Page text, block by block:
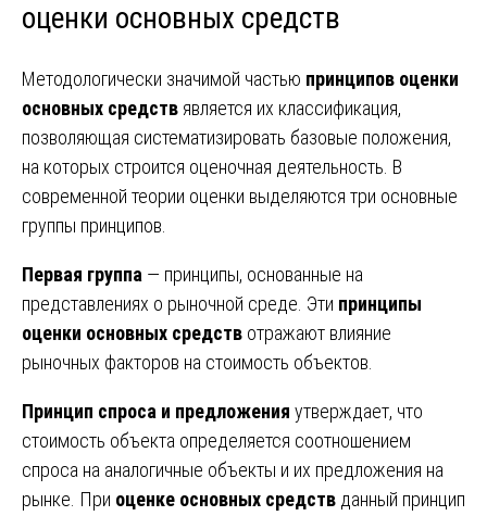
оценки основных средств
Методологически значимой частью принципов оценки
основных средств является их классификация,
позволяющая систематизировать базовые положения,
на которых строится оценочная деятельность. В
современной теории оценки выделяются три основные
группы принципов.
Первая группа — принципы, основанные на
представлениях о рыночной среде. Эти принципы
оценки основных средств отражают влияние
рыночных факторов на стоимость объектов.
Принцип спроса и предложения утверждает, что
стоимость объекта определяется соотношением
спроса на аналогичные объекты и их предложения на
рынке. При оценке основных средств данный принцип